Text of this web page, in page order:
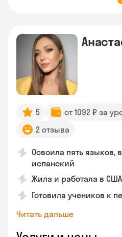
5 от 1092 ₽ за
2 отзыва
Освоила пять языков,
испанский
Жила и работала в
Готовила учеников к
Читать дальше